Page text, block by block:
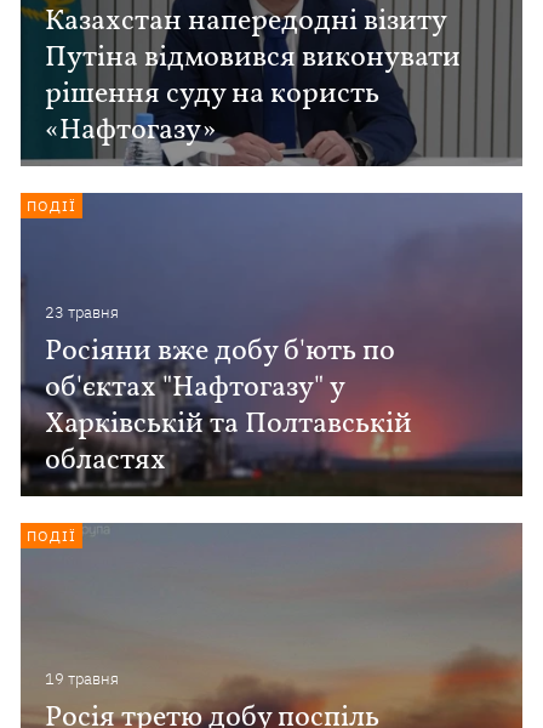
Казахстан напередодні візиту
Путіна відмовився виконувати
рішення суду на користь
«Нафтогазу»
23 травня
Росіяни вже добу б'ють по
об'єктах "Нафтогазу" у
Харківській та Полтавській
областях
ПОДІЇ
19 травня
Росія третю добу поспіль
ПОДІЇ